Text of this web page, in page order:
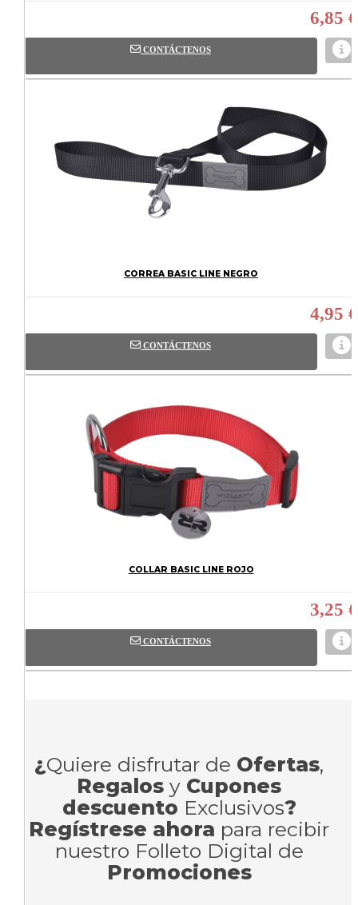
6,85 €
CONTÁCTENOS
CORREA BASIC LINE NEGRO
4,95 €
CONTÁCTENOS
COLLAR BASIC LINE ROJO
3,25 €
CONTÁCTENOS
¿Quiere disfrutar de Ofertas,
Regalos y Cupones
descuento Exclusivos?
Regístrese ahora para recibir
nuestro Folleto Digital de
Promociones